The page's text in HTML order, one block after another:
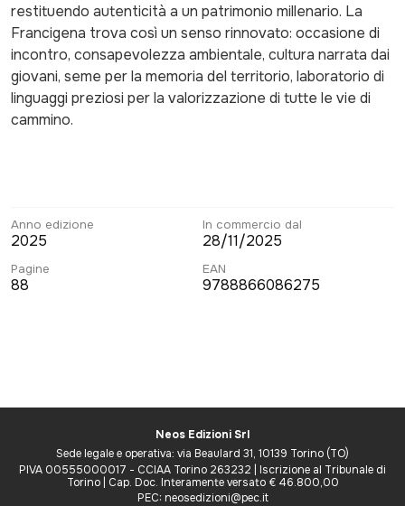
restituendo autenticità a un patrimonio millenario. La
Francigena trova così un senso rinnovato: occasione di
incontro, consapevolezza ambientale, cultura narrata dai
giovani, seme per la memoria del territorio, laboratorio di
linguaggi preziosi per la valorizzazione di tutte le vie di
cammino.
Anno edizione
2025
In commercio dal
28/11/2025
Pagine
88
EAN
9788866086275
Neos Edizioni Srl
Sede legale e operativa: via Beaulard 31, 10139 Torino (TO)
PIVA 00555000017 - CCIAA Torino 263232 | Iscrizione al Tribunale di
Torino | Cap. Doc. Interamente versato € 46.800,00
PEC: neosedizioni@pec.it